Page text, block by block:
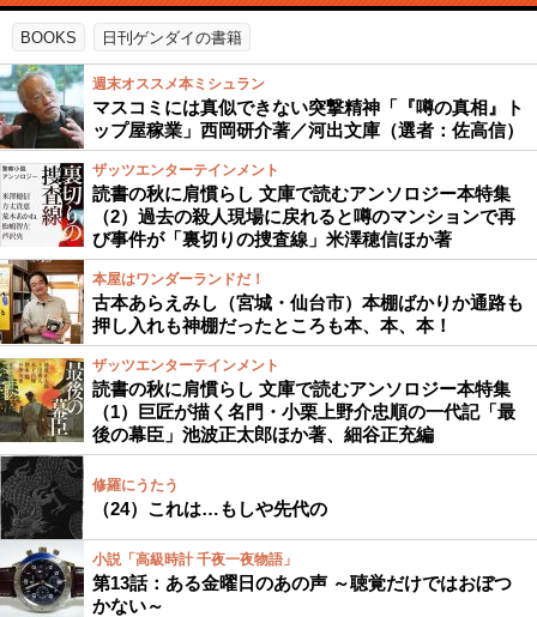
BOOKS 日刊ゲンダイの書籍
週末オススメ本ミシュラン
マスコミには真似できない突撃精神「『噂の真相』ト
ップ屋稼業」西岡研介著／河出文庫（選者：佐高信）
ザッツエンターテインメント
読書の秋に肩慣らし 文庫で読むアンソロジー本特集
（2）過去の殺人現場に戻れると噂のマンションで再
び事件が「裏切りの捜査線」米澤穂信ほか著
本屋はワンダーランドだ！
古本あらえみし（宮城・仙台市）本棚ばかりか通路も
押し入れも神棚だったところも本、本、本！
ザッツエンターテインメント
読書の秋に肩慣らし 文庫で読むアンソロジー本特集
（1）巨匠が描く名門・小栗上野介忠順の一代記「最
後の幕臣」池波正太郎ほか著、細谷正充編
修羅にうたう
（24）これは…もしや先代の
小説「高級時計 千夜一夜物語」
第13話：ある金曜日のあの声 ～聴覚だけではおぼつ
かない～